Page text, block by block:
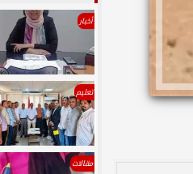
أخبار
تعليم
مقالات